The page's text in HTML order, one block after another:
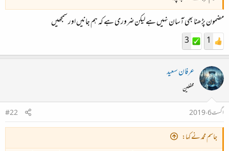
مضمون پڑھنا بھی آسان نہیں ہے لیکن ضروری ہے کہ ہم جانیں اور سمجھیں
1
3
عرفان سعید
محفلین
اگست 6، 2019
#22
جاسم محمد نے کہا: